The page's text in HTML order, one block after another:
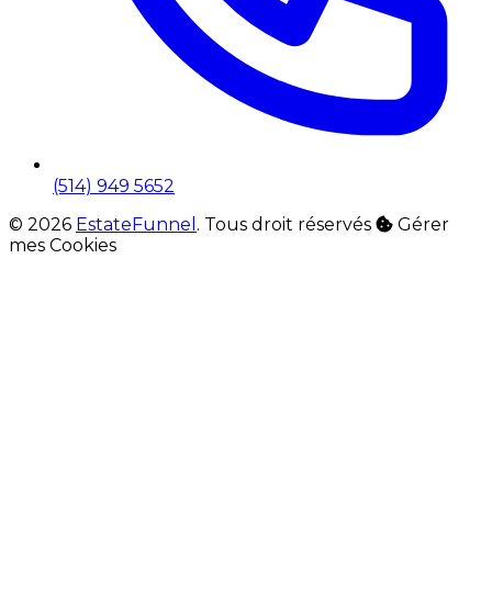
(514) 949 5652
© 2026 EstateFunnel . Tous droit réservés
Gérer
mes Cookies